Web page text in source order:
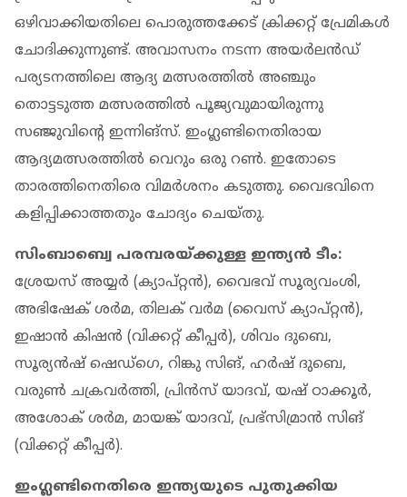
ഒഴിവാക്കിയതിലെ പൊരുത്തക്കേട് ക്രിക്കറ്റ് പ്രേമികള്‍
ചോദിക്കുന്നുണ്ട്. അവാസനം നടന്ന അയര്‍ലന്‍ഡ്
പര്യടനത്തിലെ ആദ്യ മത്സരത്തില്‍ അഞ്ചും
തൊട്ടടുത്ത മത്സരത്തില്‍ പൂജ്യവുമായിരുന്നു
സഞ്ജുവിന്റെ ഇന്നിങ്‌സ്. ഇംഗ്ലണ്ടിനെതിരായ
ആദ്യമത്സരത്തില്‍ വെറും ഒരു റണ്‍. ഇതോടെ
താരത്തിനെതിരെ വിമര്‍ശനം കടുത്തു. വൈഭവിനെ
കളിപ്പിക്കാത്തതും ചോദ്യം ചെയ്തു.
സിംബാബ്വെ പരമ്പരയ്ക്കുള്ള ഇന്ത്യന്‍ ടീം:
ശ്രേയസ് അയ്യര്‍ (ക്യാപ്റ്റന്‍), വൈഭവ് സൂര്യവംശി,
അഭിഷേക് ശര്‍മ, തിലക് വര്‍മ (വൈസ് ക്യാപ്റ്റന്‍),
ഇഷാന്‍ കിഷന്‍ (വിക്കറ്റ് കീപ്പര്‍), ശിവം ദുബെ,
സൂര്യന്‍ഷ് ഷെഡ്‌ഗെ, റിങ്കു സിങ്, ഹര്‍ഷ് ദുബെ,
വരുണ്‍ ചക്രവര്‍ത്തി, പ്രിന്‍സ് യാദവ്, യഷ് ഠാക്കൂര്‍,
അശോക് ശര്‍മ, മായങ്ക് യാദവ്, പ്രഭ്‌സിമ്രാന്‍ സിങ്
(വിക്കറ്റ് കീപ്പര്‍).
ഇംഗ്ലണ്ടിനെതിരെ ഇന്ത്യയുടെ പുതുക്കിയ